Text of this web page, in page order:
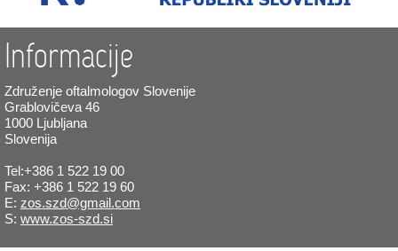
Informacije
Združenje oftalmologov Slovenije
Grablovičeva 46
1000 Ljubljana
Slovenija
Tel:+386 1 522 19 00
Fax: +386 1 522 19 60
E: zos.szd@gmail.com
S: www.zos-szd.si